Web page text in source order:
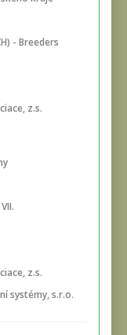
- Breeders
z.s.
z.s.
systémy, s.r.o.